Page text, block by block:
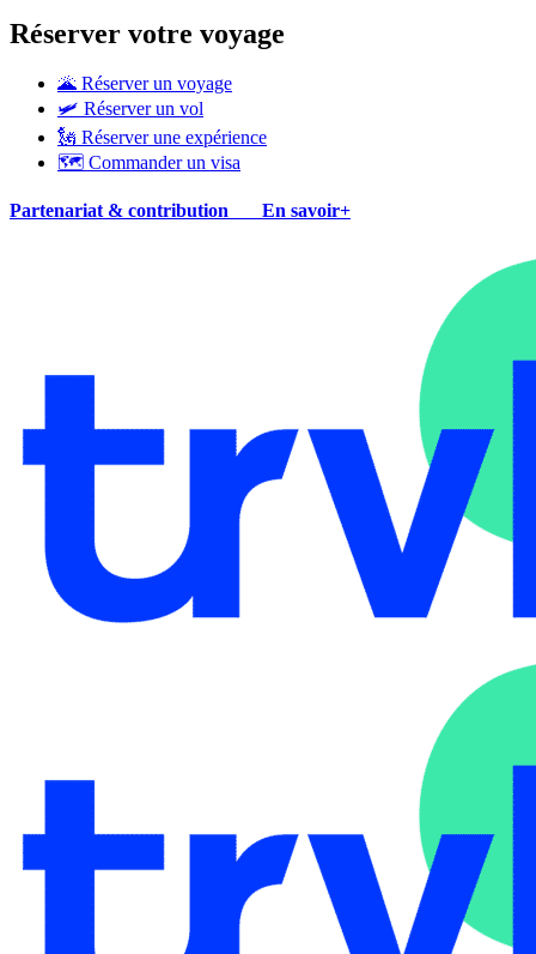
Réserver votre voyage
🌋 Réserver un voyage
🛩 Réserver un vol
🗽 Réserver une expérience
🗺 Commander un visa
Partenariat & contribution En savoir+